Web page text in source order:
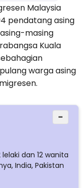
Malaysia
pendatang asing
masing
Kuala
warga asing
−
dan 12 wanita
India, Pakistan